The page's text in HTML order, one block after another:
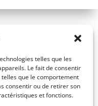
telles que les
Le fait de consentir
que le comportement
consentir ou de retirer son
et fonctions.